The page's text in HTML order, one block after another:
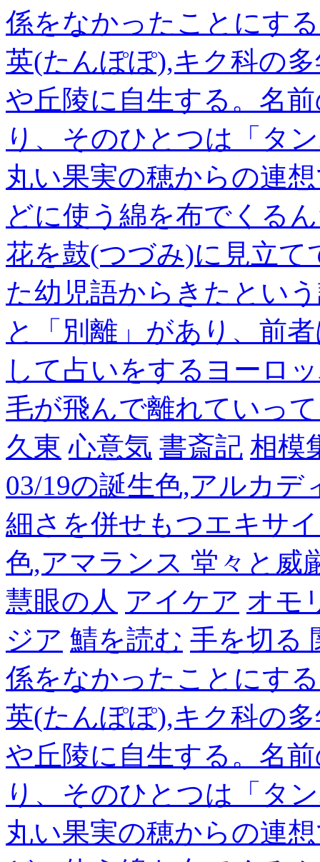
係をなかったことにす
英(たんぽぽ),キク科の
や丘陵に自生する。名
り、そのひとつは「タ
丸い果実の穂からの連
どに使う綿を布でくる
花を鼓(つづみ)に見立
た幼児語からきたとい
と「別離」があり、前
して占いをするヨーロ
毛が飛んで離れていっ
久東 心意気 書斎記 相模
03/19の誕生色,アルカ
細さを併せもつエキサ
色,アマランス 堂々と威
慧眼の人 アイケア オモ
ジア 鯖を読む 手を切る
係をなかったことにす
英(たんぽぽ),キク科の
や丘陵に自生する。名
り、そのひとつは「タ
丸い果実の穂からの連